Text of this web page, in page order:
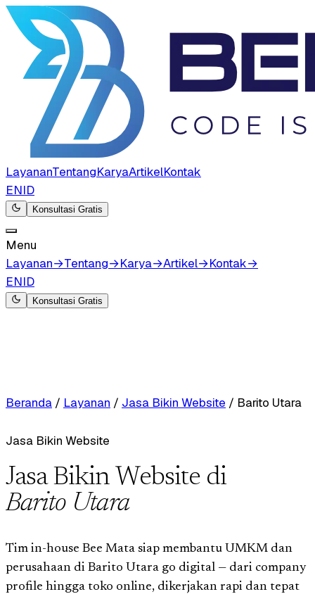
LayananTentangKaryaArtikelKontak
ENID
Konsultasi Gratis
Menu
Layanan→Tentang→Karya→Artikel→Kontak→
ENID
Konsultasi Gratis
Beranda / Layanan / Jasa Bikin Website / Barito Utara
Jasa Bikin Website
Jasa Bikin Website di
Barito Utara
Tim in-house Bee Mata siap membantu UMKM dan
perusahaan di Barito Utara go digital — dari company
profile hingga toko online, dikerjakan rapi dan tepat